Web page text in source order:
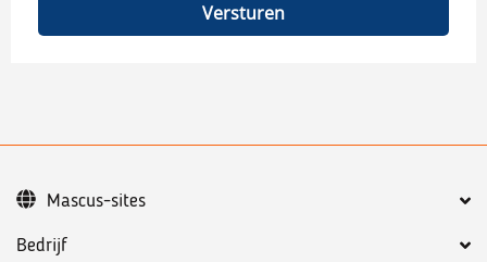
Versturen
Bedrijf
Mascus-sites